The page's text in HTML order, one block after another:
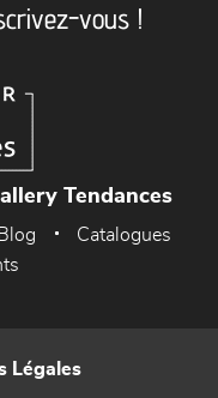
vous !
Tendances
Blog
Catalogues
Légales